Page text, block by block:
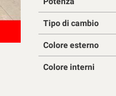
Tipo di cambio
Colore esterno
Colore interni